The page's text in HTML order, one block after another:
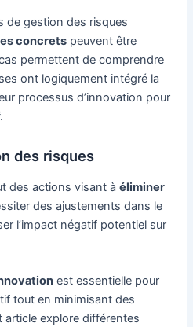
de gestion des risques
concrets peuvent être
permettent de comprendre
ont logiquement intégré la
processus d’innovation pour
des risques
des actions visant àéliminer
des ajustements dans le
l’impact négatif potentiel sur
est essentielle pour
tout en minimisant des
article explore différentes